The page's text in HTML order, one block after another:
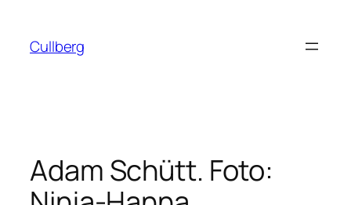
innehåll
Cullberg
Adam Schütt. Foto: